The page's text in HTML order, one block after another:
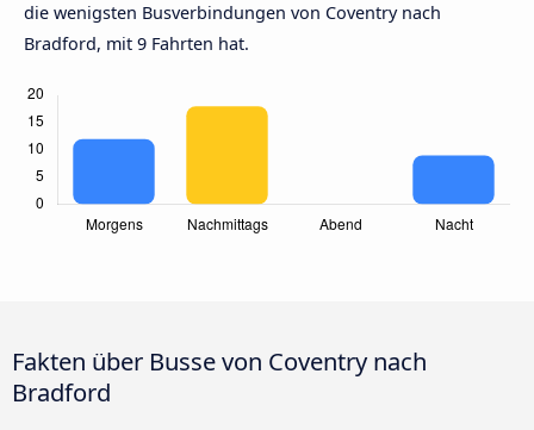
die wenigsten Busverbindungen von Coventry nach
Bradford, mit 9 Fahrten hat.
Fakten über Busse von Coventry nach
Bradford